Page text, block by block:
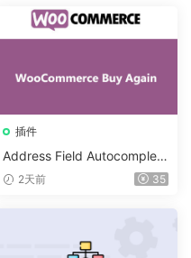
插件
Address Field Autocomplete
For WooCommerce v1.3.2
2天前 35